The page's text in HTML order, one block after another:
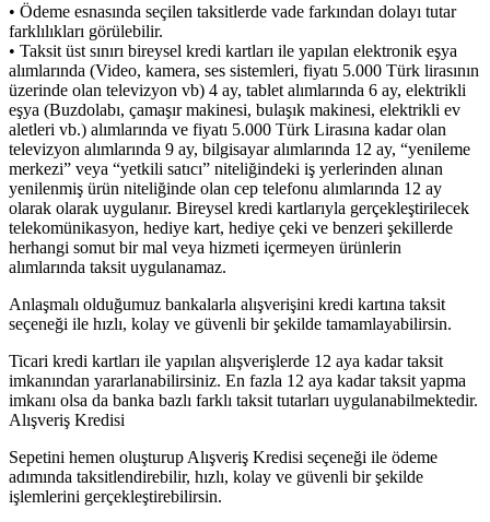
• Ödeme esnasında seçilen taksitlerde vade farkından dolayı tutar
farklılıkları görülebilir.
• Taksit üst sınırı bireysel kredi kartları ile yapılan elektronik eşya
alımlarında (Video, kamera, ses sistemleri, fiyatı 5.000 Türk lirasının
üzerinde olan televizyon vb) 4 ay, tablet alımlarında 6 ay, elektrikli
eşya (Buzdolabı, çamaşır makinesi, bulaşık makinesi, elektrikli ev
aletleri vb.) alımlarında ve fiyatı 5.000 Türk Lirasına kadar olan
televizyon alımlarında 9 ay, bilgisayar alımlarında 12 ay, “yenileme
merkezi” veya “yetkili satıcı” niteliğindeki iş yerlerinden alınan
yenilenmiş ürün niteliğinde olan cep telefonu alımlarında 12 ay
olarak olarak uygulanır. Bireysel kredi kartlarıyla gerçekleştirilecek
telekomünikasyon, hediye kart, hediye çeki ve benzeri şekillerde
herhangi somut bir mal veya hizmeti içermeyen ürünlerin
alımlarında taksit uygulanamaz.
Anlaşmalı olduğumuz bankalarla alışverişini kredi kartına taksit
seçeneği ile hızlı, kolay ve güvenli bir şekilde tamamlayabilirsin.
Ticari kredi kartları ile yapılan alışverişlerde 12 aya kadar taksit
imkanından yararlanabilirsiniz. En fazla 12 aya kadar taksit yapma
imkanı olsa da banka bazlı farklı taksit tutarları uygulanabilmektedir.
Alışveriş Kredisi
Sepetini hemen oluşturup Alışveriş Kredisi seçeneği ile ödeme
adımında taksitlendirebilir, hızlı, kolay ve güvenli bir şekilde
işlemlerini gerçekleştirebilirsin.